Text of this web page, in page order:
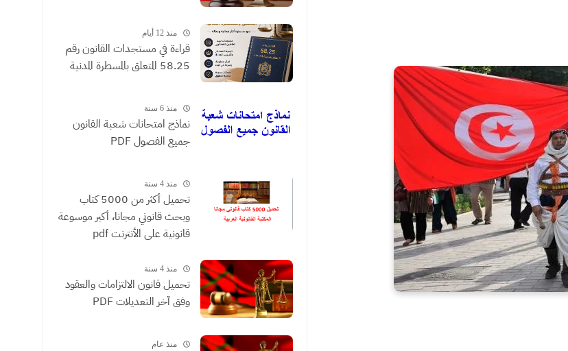
منذ 12 أيام
​قراءة في مستجدات القانون رقم
58.25 المتعلق بالمسطرة المدنية
منذ 6 سنة
نماذج امتحانات شعبة القانون
جميع الفصول PDF
منذ 4 سنة
تحميل أكثر من 5000 كتاب
وبحث قانوني مجانا، أكبر موسوعة
قانونية على الأنترنت pdf
منذ 4 سنة
تحميل قانون الالتزامات والعقود
وفق آخر التعديلات PDF
منذ عام